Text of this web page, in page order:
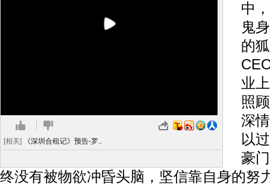
[相关] 《深圳合租记》预告-罗..
中
鬼
的
业
照
深
以
豪
终没有被物欲冲昏头脑，坚信靠自身的努